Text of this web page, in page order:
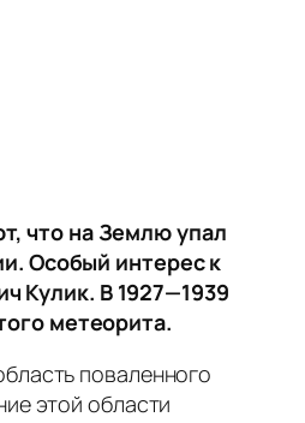
что на Землю упал
Особый интерес к
Кулик. В 1927—1939
метеорита.
поваленного
этой области